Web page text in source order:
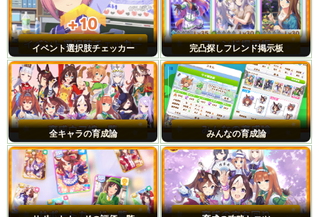
イベント選択肢チェッカー 完凸探しフレンド掲示板
全キャラの育成論 みんなの育成論